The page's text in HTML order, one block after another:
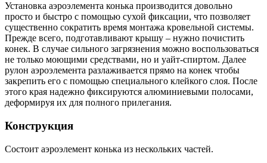
Установка аэроэлемента конька производится довольно
просто и быстро с помощью сухой фиксации, что позволяет
существенно сократить время монтажа кровельной системы.
Прежде всего, подготавливают крышу – нужно почистить
конек. В случае сильного загрязнения можно воспользоваться
не только моющими средствами, но и уайт-спиртом. Далее
рулон аэроэлемента разлаживается прямо на конек чтобы
закрепить его с помощью специального клейкого слоя. После
этого края надежно фиксируются алюминиевыми полосами,
деформируя их для полного прилегания.
Конструкция
Состоит аэроэлемент конька из нескольких частей.